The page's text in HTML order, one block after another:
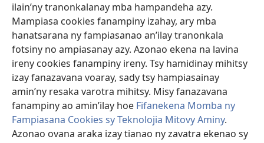
ilain’ny tranonkalanay mba hampandeha azy.
Mampiasa cookies fanampiny izahay, ary mba
hanatsarana ny fampiasanao an’ilay tranonkala
fotsiny no ampiasanay azy. Azonao ekena na lavina
ireny cookies fanampiny ireny. Tsy hamidinay mihitsy
izay fanazavana voaray, sady tsy hampiasainay
amin’ny resaka varotra mihitsy. Misy fanazavana
fanampiny ao amin’ilay hoe Fifanekena Momba ny
Fampiasana Cookies sy Teknolojia Mitovy Aminy.
Azonao ovana araka izay tianao ny zavatra ekenao sy
FITEHIRIZAM-BOKIN’NY Vavolombelon’i Jehovah
(manokatra
rohy)
JW Hub
(manokatra
rohy)
JW Library
Watchtower Library ®